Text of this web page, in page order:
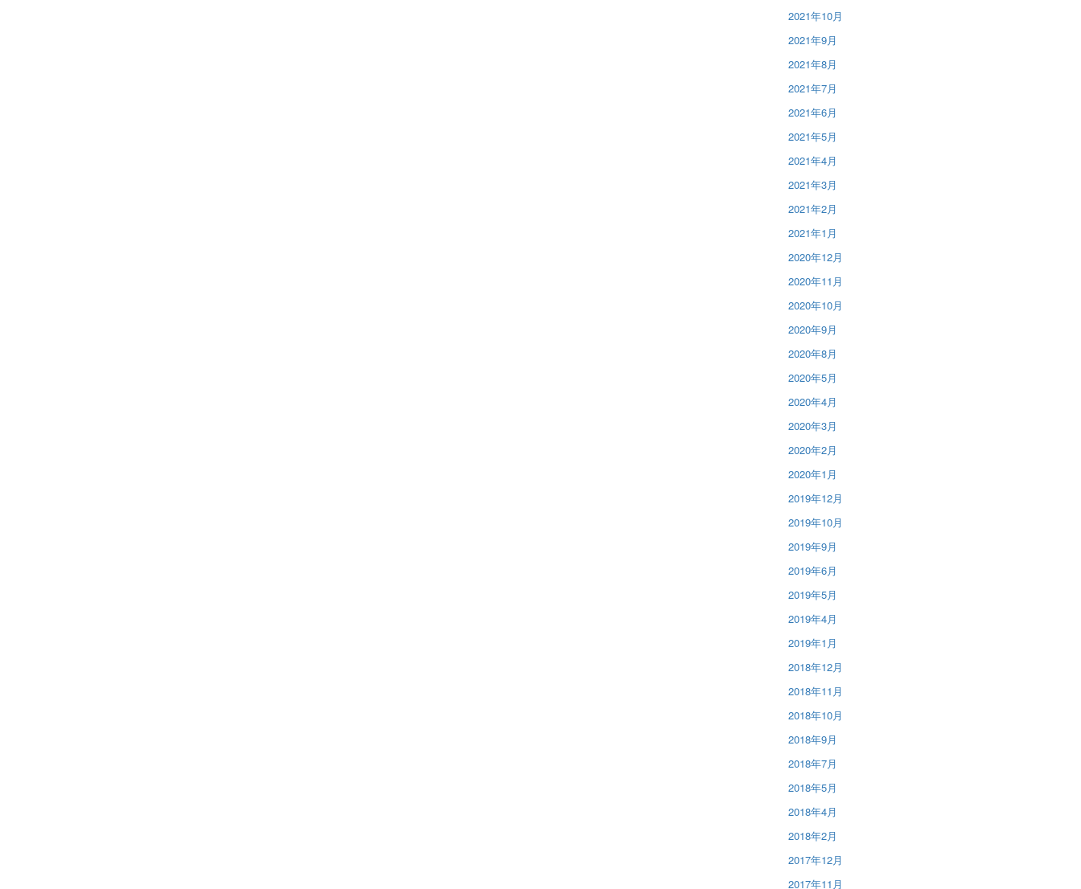
2021年10月
2021年9月
2021年8月
2021年7月
2021年6月
2021年5月
2021年4月
2021年3月
2021年2月
2021年1月
2020年12月
2020年11月
2020年10月
2020年9月
2020年8月
2020年5月
2020年4月
2020年3月
2020年2月
2020年1月
2019年12月
2019年10月
2019年9月
2019年6月
2019年5月
2019年4月
2019年1月
2018年12月
2018年11月
2018年10月
2018年9月
2018年7月
2018年5月
2018年4月
2018年2月
2017年12月
2017年11月